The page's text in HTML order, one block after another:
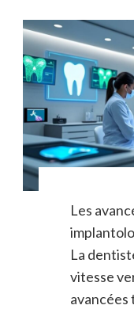
Les
La
vitesse
avancées